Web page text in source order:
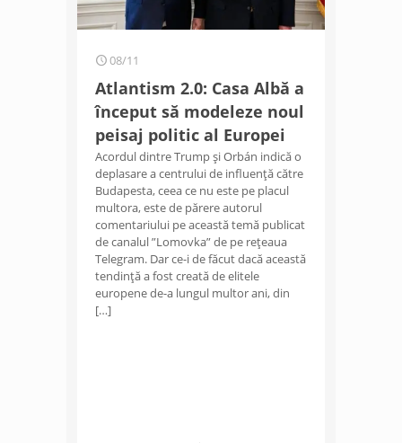
08/11
Atlantism 2.0: Casa Albă a
început să modeleze noul
peisaj politic al Europei
Acordul dintre Trump și Orbán indică o
deplasare a centrului de influență către
Budapesta, ceea ce nu este pe placul
multora, este de părere autorul
comentariului pe această temă publicat
de canalul ”Lomovka” de pe rețeaua
Telegram. Dar ce-i de făcut dacă această
tendință a fost creată de elitele
europene de-a lungul multor ani, din
[…]